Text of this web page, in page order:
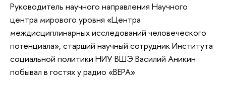
Руководитель научного направления Научного
центра мирового уровня «Центра
междисциплинарных исследований человеческого
потенциала», старший научный сотрудник Института
социальной политики НИУ ВШЭ Василий Аникин
побывал в гостях у радио «ВЕРА»